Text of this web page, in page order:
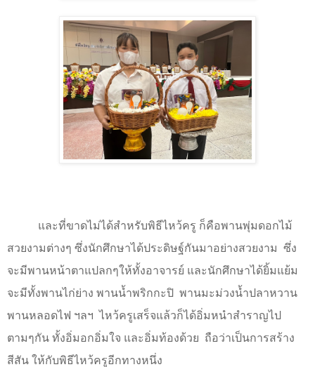
และที่ขาดไม่ได้สำหรับพิธีไหว้ครู ก็คือพานพุ่มดอกไม้
สวยงามต่างๆ ซึ่งนักศึกษาได้ประดิษฐ์กันมาอย่างสวยงาม ซึ่ง
จะมีพานหน้าตาแปลกๆให้ทั้งอาจารย์ และนักศึกษาได้ยิ้มแย้ม
จะมีทั้งพานไก่ย่าง พานน้ำพริกกะปิ พานมะม่วงน้ำปลาหวาน
พานหลอดไฟ ฯลฯ ไหว้ครูเสร็จแล้วก็ได้อิ่มหนำสำราญไป
ตามๆกัน ทั้งอิ่มอกอิ่มใจ และอิ่มท้องด้วย ถือว่าเป็นการสร้าง
สีสัน ให้กับพิธีไหว้ครูอีกทางหนึ่ง